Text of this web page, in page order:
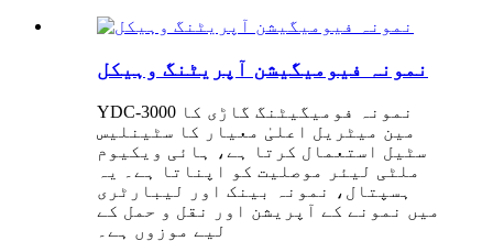
نمونہ فیومیگیشن آپریٹنگ وہیکل
YDC-3000 نمونہ فومیگیٹنگ گاڑی کا
مین میٹریل اعلیٰ معیار کا سٹینلیس
سٹیل استعمال کرتا ہے، ہائی ویکیوم
ملٹی لیئر موصلیت کو اپناتا ہے۔ یہ
ہسپتال، نمونہ بینک اور لیبارٹری
میں نمونے کے آپریشن اور نقل و حمل کے
لیے موزوں ہے۔